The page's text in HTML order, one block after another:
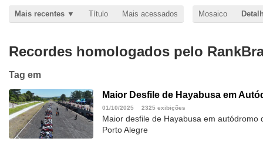
Mais recentes Título Mais acessados Mosaico
Recordes homologados pelo
Tag em
Maior Desfile de Hayabusa em
01/10/2025 2325 exibições
Maior desfile de Hayabusa em autódromo
Porto Alegre